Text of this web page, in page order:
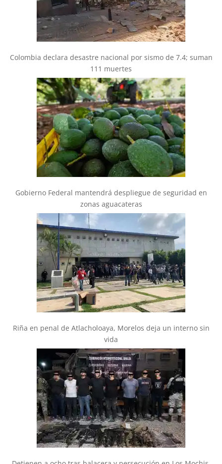
Colombia declara desastre nacional por sismo de 7.4; suman
111 muertes
Gobierno Federal mantendrá despliegue de seguridad en
zonas aguacateras
Riña en penal de Atlacholoaya, Morelos deja un interno sin
vida